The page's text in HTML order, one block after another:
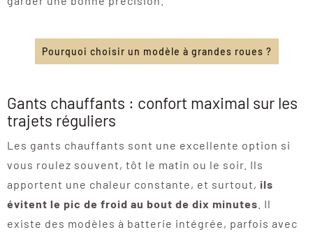
Pourquoi choisir un modèle à grandes roues ?
Gants chauffants : confort maximal sur les
trajets réguliers
Les gants chauffants sont une excellente option si
vous roulez souvent, tôt le matin ou le soir. Ils
apportent une chaleur constante, et surtout, ils
évitent le pic de froid au bout de dix minutes . Il
existe des modèles à batterie intégrée, parfois avec